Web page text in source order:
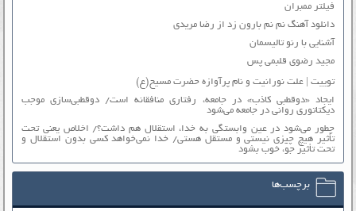
فیلتر ممبران
دانلود آهنگ نم نم بارون زد از رضا مریدی
آشنایی با رنو تالیسمان
مجید رضوی قلبمی پس
توییت | علت نورانیت و نام پرآوازه حضرت مسیح(ع)
ایجاد «دوقطبی کاذب» در جامعه، رفتاری منافقانه است/ دوقطبی‌سازی موجب
دیکتاتوری روانی در جامعه می‌شود
چطور می‌شود در عین وابستگی به خدا، استقلال هم داشت؟/ اخلاص یعنی تحت
تأثیر هیچ چیزی نیستی و مستقل هستی/ خدا نمی‌خواهد کسی بدون استقلال و
تحت تأثیر جوّ، خوب بشود
برچسب‌ها